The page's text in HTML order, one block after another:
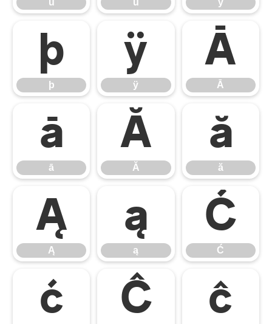
û ü ý
þ
þ
ÿ
ÿ
Ā
Ā
ā
ā
Ă
Ă
ă
ă
Ą
Ą
ą
ą
Ć
Ć
ć Ĉ ĉ